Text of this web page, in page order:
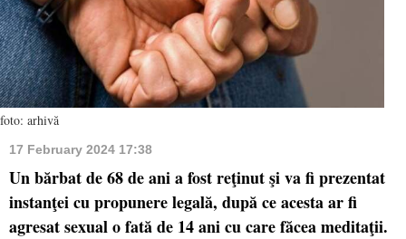
foto: arhivă
17 February 2024 17:38
Un bărbat de 68 de ani a fost reţinut şi va fi prezentat
instanţei cu propunere legală, după ce acesta ar fi
agresat sexual o fată de 14 ani cu care făcea meditaţii.